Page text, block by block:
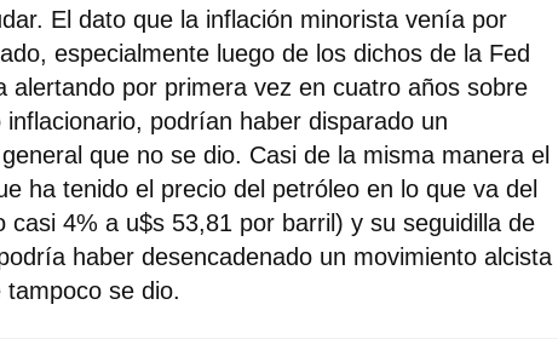
El dato que la inflación minorista venía por
especialmente luego de los dichos de la Fed
alertando por primera vez en cuatro años sobre
podrían haber disparado un
que no se dio. Casi de la misma manera el
ha tenido el precio del petróleo en lo que va del
casi 4% a u$s 53,81 por barril) y su seguidilla de
haber desencadenado un movimiento alcista
se dio.